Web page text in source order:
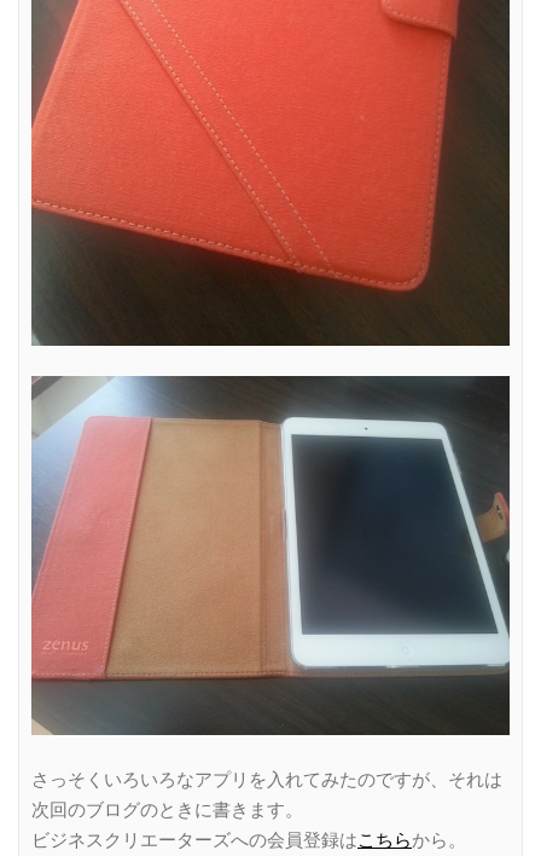
さっそくいろいろなアプリを入れてみたのですが、それは
次回のブログのときに書きます。
ビジネスクリエーターズへの会員登録はこちらから。